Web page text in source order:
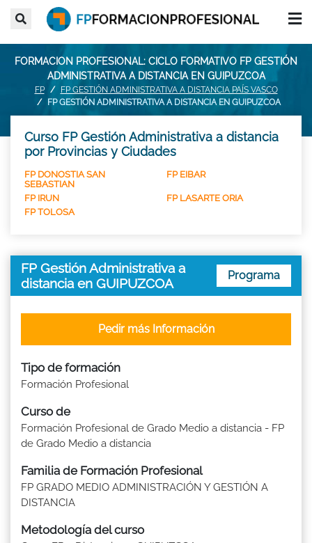
FORMACION PROFESIONAL: CICLO FORMATIVO FP GESTIÓN
ADMINISTRATIVA A DISTANCIA EN GUIPUZCOA
FP
FP GESTIÓN ADMINISTRATIVA A DISTANCIA PAÍS VASCO
FP GESTIÓN ADMINISTRATIVA A DISTANCIA EN GUIPUZCOA
Curso FP Gestión Administrativa a distancia
por Provincias y Ciudades
FP DONOSTIA SAN
SEBASTIAN
FP EIBAR
FP IRUN
FP LASARTE ORIA
FP TOLOSA
FP Gestión Administrativa a
distancia en GUIPUZCOA
Programa
Tipo de formación
Formación Profesional
Curso de
Formación Profesional de Grado Medio a distancia - FP
de Grado Medio a distancia
Familia de Formación Profesional
FP GRADO MEDIO ADMINISTRACIÓN Y GESTIÓN A
DISTANCIA
Metodología del curso
Pedir más Información